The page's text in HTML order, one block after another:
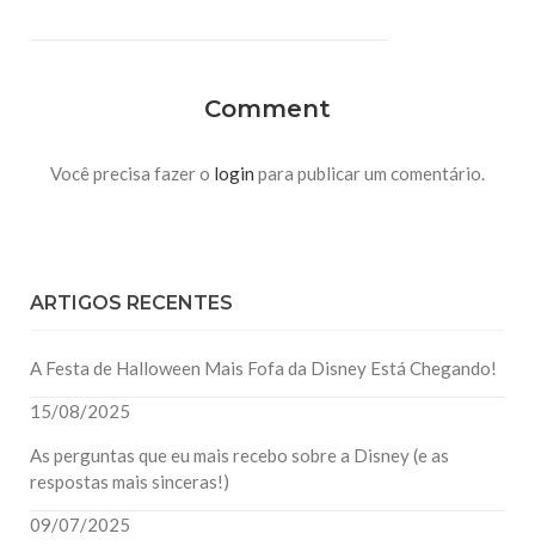
Comment
Você precisa fazer o login para publicar um comentário.
ARTIGOS RECENTES
A Festa de Halloween Mais Fofa da Disney Está Chegando!
15/08/2025
As perguntas que eu mais recebo sobre a Disney (e as
respostas mais sinceras!)
09/07/2025